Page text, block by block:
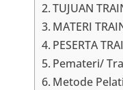
TUJUAN
MATERI
PESERTA
Pemateri/
Metode